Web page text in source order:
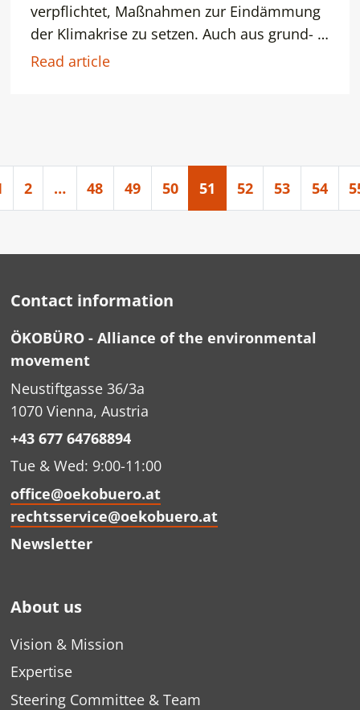
verpflichtet, Maßnahmen zur Eindämmung
der Klimakrise zu setzen. Auch aus grund- …
Read article
2 … 48 49 50 51 52 53 54
Contact information
ÖKOBÜRO - Alliance of the environmental
movement
Neustiftgasse 36/3a
1070 Vienna, Austria
+43 677 64768894
Tue & Wed: 9:00-11:00
office@oekobuero.at
rechtsservice@oekobuero.at
Newsletter
About us
Vision & Mission
Expertise
Steering Committee & Team